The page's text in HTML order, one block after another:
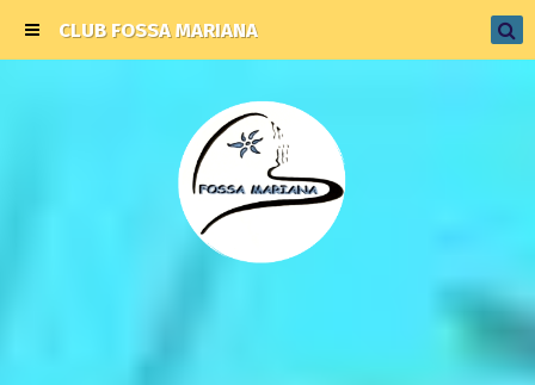
CLUB FOSSA MARIANA